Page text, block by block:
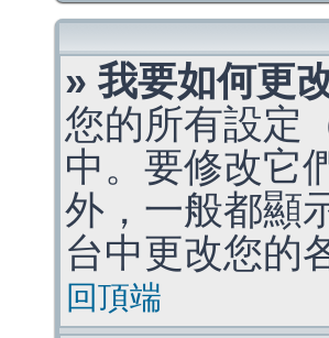
» 我要如何更
您的所有設定
中。要修改它
外，一般都顯
台中更改您的
回頂端